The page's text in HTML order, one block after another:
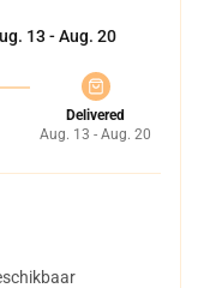
13 - Aug. 20
Delivered
Aug. 13 - Aug. 20